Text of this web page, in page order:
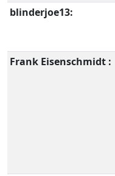
blinderjoe13:
Frank Eisenschmidt :